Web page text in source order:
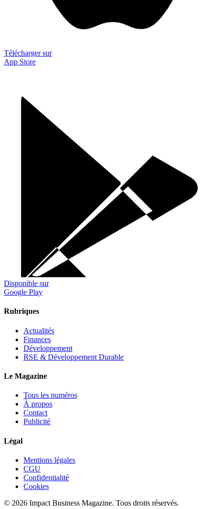
Télécharger sur
App Store
Disponible sur
Google Play
Rubriques
Actualités
Finances
Développement
RSE & Développement Durable
Le Magazine
Tous les numéros
À propos
Contact
Publicité
Légal
Mentions légales
CGU
Confidentialité
Cookies
© 2026 Impact Business Magazine. Tous droits réservés.